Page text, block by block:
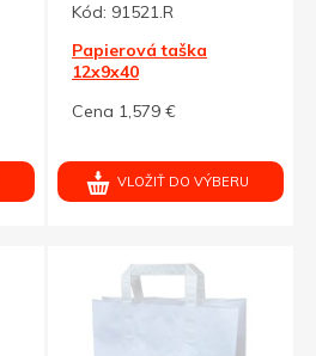
Kód: 91521.R
Papierová taška
12x9x40
lesk
Cena 1,579 €
VLOŽIŤ DO VÝBERU